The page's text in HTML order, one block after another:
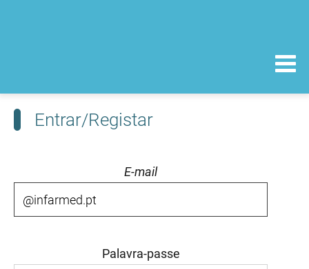
Entrar/Registar
E-mail
Palavra-passe